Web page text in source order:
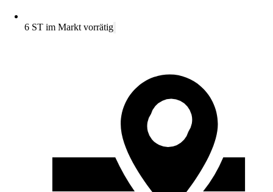
6 ST im Markt vorrätig